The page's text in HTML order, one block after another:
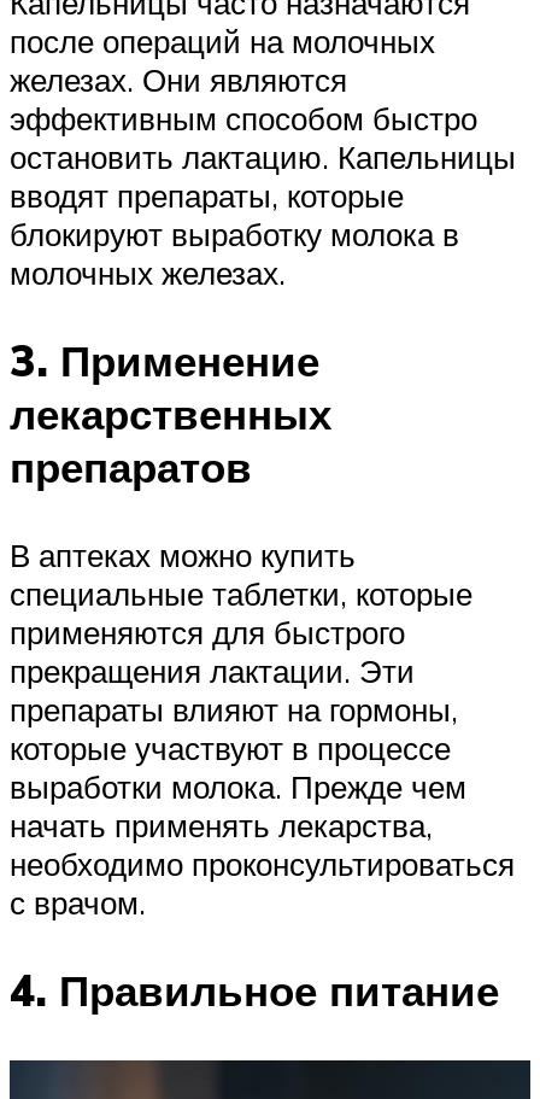
после операций на молочных
железах. Они являются
эффективным способом быстро
остановить лактацию. Капельницы
вводят препараты, которые
блокируют выработку молока в
молочных железах.
3. Применение
лекарственных
препаратов
В аптеках можно купить
специальные таблетки, которые
применяются для быстрого
прекращения лактации. Эти
препараты влияют на гормоны,
которые участвуют в процессе
выработки молока. Прежде чем
начать применять лекарства,
необходимо проконсультироваться
с врачом.
4. Правильное питание